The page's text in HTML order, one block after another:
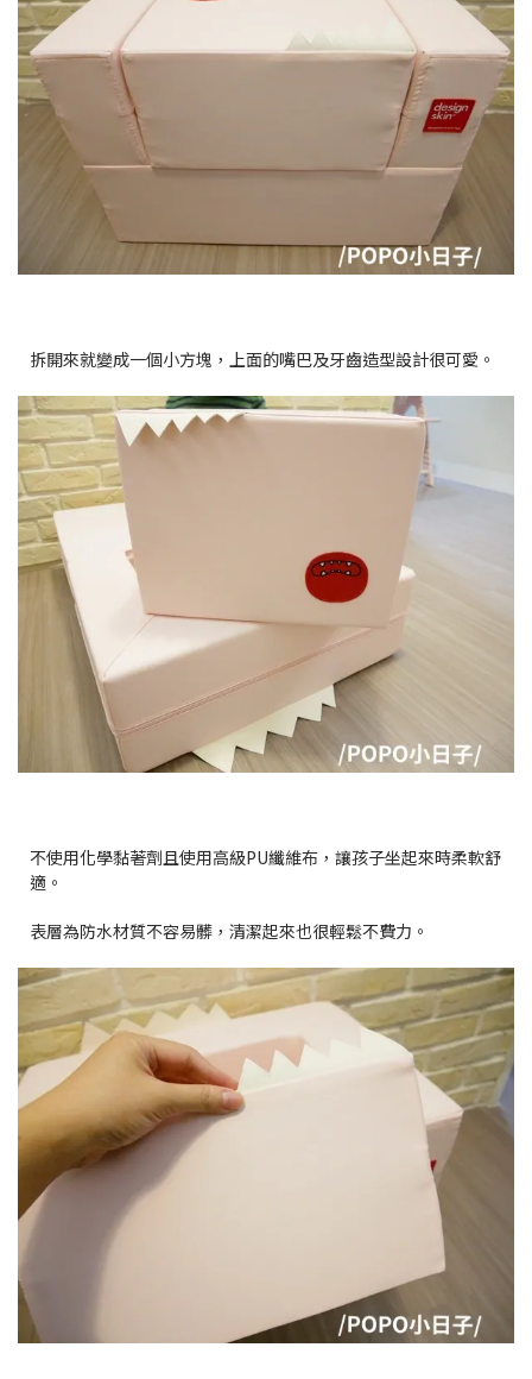
拆開來就變成一個小方塊，上面的嘴巴及牙齒造型設計很可愛。
不使用化學黏著劑且使用高級PU纖維布，讓孩子坐起來時柔軟舒
適。
表層為防水材質不容易髒，清潔起來也很輕鬆不費力。